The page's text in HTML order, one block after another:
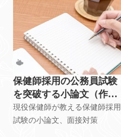
保健師採用の公務員試験
を突破する小論文（作
文）、面接対策について
現役保健師が教える保健師採用
試験の小論文、面接対策